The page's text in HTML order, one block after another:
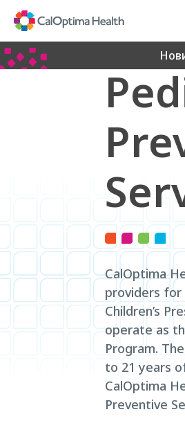
Content
CalOptima
providers for
Children’s
operate as
Program.
to 21 years
CalOptima
Preventive